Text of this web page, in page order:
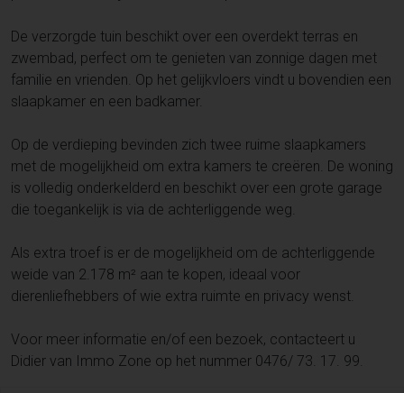
De verzorgde tuin beschikt over een overdekt terras en
zwembad, perfect om te genieten van zonnige dagen met
familie en vrienden. Op het gelijkvloers vindt u bovendien een
slaapkamer en een badkamer.
Op de verdieping bevinden zich twee ruime slaapkamers
met de mogelijkheid om extra kamers te creëren. De woning
is volledig onderkelderd en beschikt over een grote garage
die toegankelijk is via de achterliggende weg.
Als extra troef is er de mogelijkheid om de achterliggende
weide van 2.178 m² aan te kopen, ideaal voor
dierenliefhebbers of wie extra ruimte en privacy wenst.
Voor meer informatie en/of een bezoek, contacteert u
Didier van Immo Zone op het nummer 0476/ 73. 17. 99.